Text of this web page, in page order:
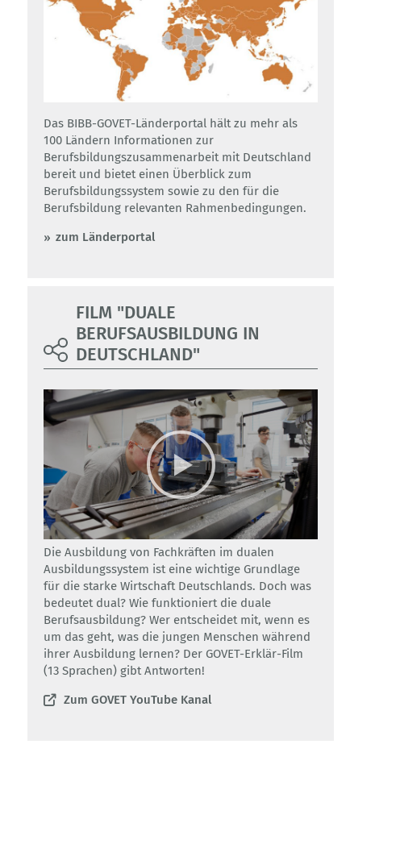
Das BIBB-GOVET-Länderportal hält zu mehr als
100 Ländern Informationen zur
Berufsbildungszusammenarbeit mit Deutschland
bereit und bietet einen Überblick zum
Berufsbildungssystem sowie zu den für die
Berufsbildung relevanten Rahmenbedingungen.
zum Länderportal
FILM "DUALE
BERUFSAUSBILDUNG IN
DEUTSCHLAND"
Die Ausbildung von Fachkräften im dualen
Ausbildungssystem ist eine wichtige Grundlage
für die starke Wirtschaft Deutschlands. Doch was
bedeutet dual? Wie funktioniert die duale
Berufsausbildung? Wer entscheidet mit, wenn es
um das geht, was die jungen Menschen während
ihrer Ausbildung lernen? Der GOVET-Erklär-Film
(13 Sprachen) gibt Antworten!
Zum GOVET YouTube Kanal